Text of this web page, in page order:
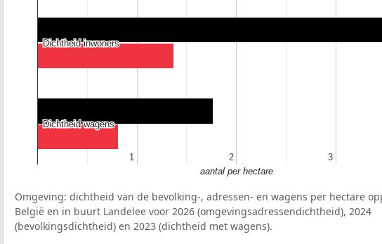
11 2
2 3
3
Dichtheid inwoners
Dichtheid inwoners
Dichtheid wagens
Dichtheid wagens
aantal per hectare
Omgeving: dichtheid van de bevolking-, adressen- en wagens per hectare
België en in buurt Landelee voor 2026 (omgevingsadressendichtheid), 2024
(bevolkingsdichtheid) en 2023 (dichtheid met wagens).